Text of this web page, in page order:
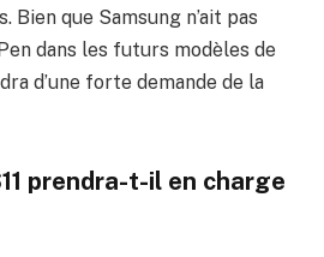
que Samsung n’ait pas
dans les futurs modèles de
d’une forte demande de la
prendra-t-il en charge